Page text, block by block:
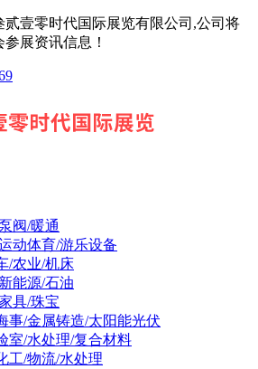
壹零时代国际展览有限公司,公司将
展资讯信息！
阀/暖通
动体育/游乐设备
/农业/机床
能源/石油
具/珠宝
事/金属铸造/太阳能光伏
室/水处理/复合材料
工/物流/水处理